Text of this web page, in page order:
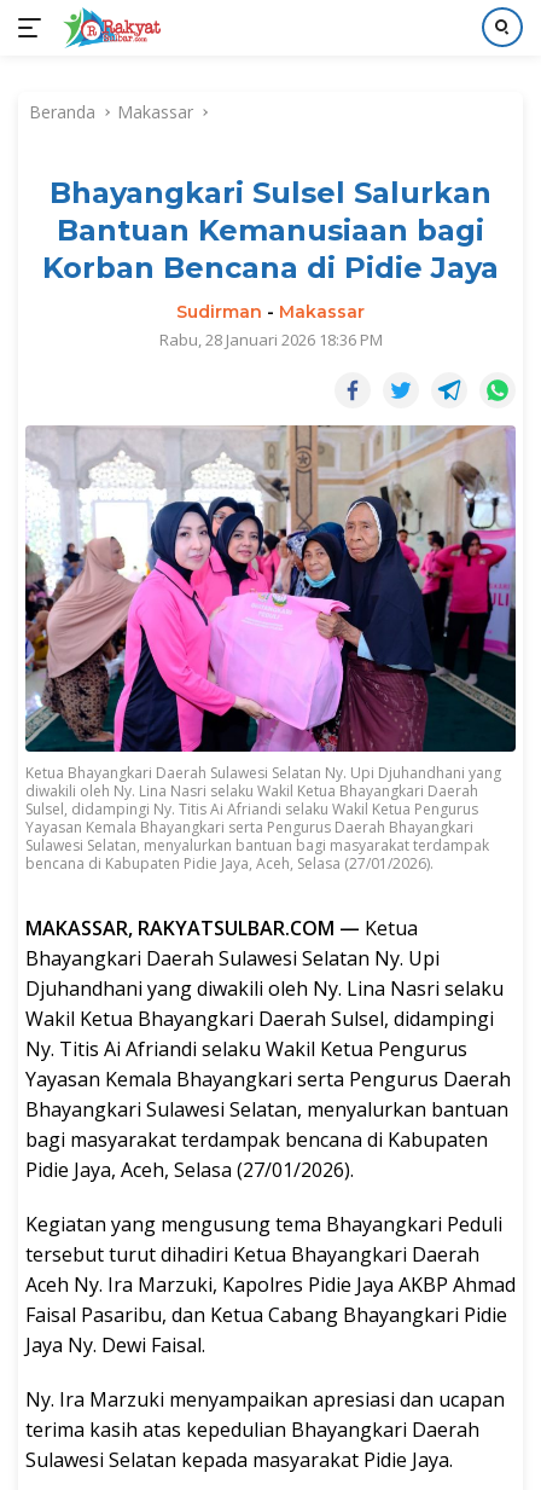
kontenBeranda Makassar
Bhayangkari Sulsel Salurkan
Bantuan Kemanusiaan bagi
Korban Bencana di Pidie Jaya
Sudirman - Makassar
Rabu, 28 Januari 2026 18:36 PM
Ketua Bhayangkari Daerah Sulawesi Selatan Ny. Upi Djuhandhani yang
diwakili oleh Ny. Lina Nasri selaku Wakil Ketua Bhayangkari Daerah
Sulsel, didampingi Ny. Titis Ai Afriandi selaku Wakil Ketua Pengurus
Yayasan Kemala Bhayangkari serta Pengurus Daerah Bhayangkari
Sulawesi Selatan, menyalurkan bantuan bagi masyarakat terdampak
bencana di Kabupaten Pidie Jaya, Aceh, Selasa (27/01/2026).
MAKASSAR, RAKYATSULBAR.COM — Ketua
Bhayangkari Daerah Sulawesi Selatan Ny. Upi
Djuhandhani yang diwakili oleh Ny. Lina Nasri selaku
Wakil Ketua Bhayangkari Daerah Sulsel, didampingi
Ny. Titis Ai Afriandi selaku Wakil Ketua Pengurus
Yayasan Kemala Bhayangkari serta Pengurus Daerah
Bhayangkari Sulawesi Selatan, menyalurkan bantuan
bagi masyarakat terdampak bencana di Kabupaten
Pidie Jaya, Aceh, Selasa (27/01/2026).
Kegiatan yang mengusung tema Bhayangkari Peduli
tersebut turut dihadiri Ketua Bhayangkari Daerah
Aceh Ny. Ira Marzuki, Kapolres Pidie Jaya AKBP Ahmad
Faisal Pasaribu, dan Ketua Cabang Bhayangkari Pidie
Jaya Ny. Dewi Faisal.
Ny. Ira Marzuki menyampaikan apresiasi dan ucapan
terima kasih atas kepedulian Bhayangkari Daerah
Sulawesi Selatan kepada masyarakat Pidie Jaya.